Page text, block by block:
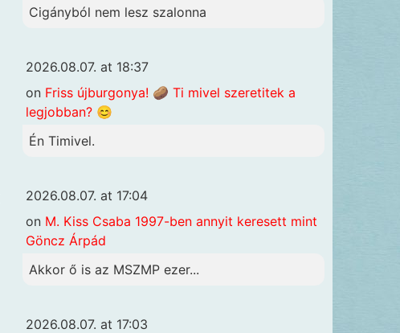
Cigányból nem lesz szalonna
2026.08.07. at 18:37
on Friss újburgonya! 🥔 Ti mivel szeretitek a
legjobban? 😊
Én Timivel.
2026.08.07. at 17:04
on M. Kiss Csaba 1997-ben annyit keresett mint
Göncz Árpád
Akkor ő is az MSZMP ezer...
2026.08.07. at 17:03